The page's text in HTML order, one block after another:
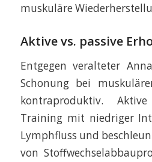
muskuläre
Aktive vs. passive
Entgegen veralteter
Schonung bei
kontraproduktiv.
Training mit niedriger
Lymphfluss und
von